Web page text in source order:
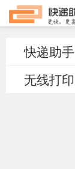
快递助手
无线打印